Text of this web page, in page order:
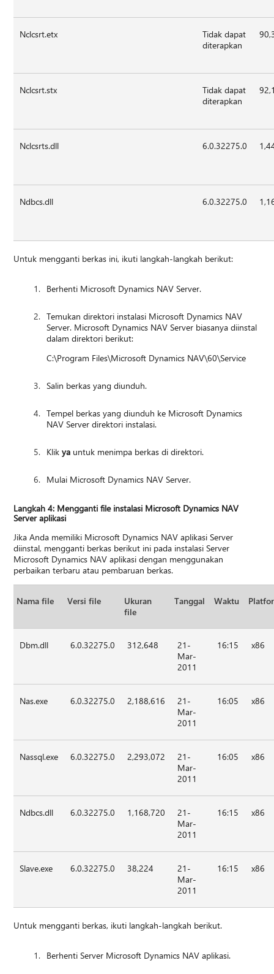
Nclcsrt.etx
Tidak dapat
diterapkan
Nclcsrt.stx
Tidak dapat
diterapkan
Nclcsrts.dll 6.0.32275.0
Ndbcs.dll 6.0.32275.0
Untuk mengganti berkas ini, ikuti langkah-langkah berikut:
Berhenti Microsoft Dynamics NAV Server.
Temukan direktori instalasi Microsoft Dynamics NAV
Server. Microsoft Dynamics NAV Server biasanya diinstal
dalam direktori berikut:
C:\Program Files\Microsoft Dynamics NAV\60\Service
Salin berkas yang diunduh.
Tempel berkas yang diunduh ke Microsoft Dynamics
NAV Server direktori instalasi.
Klikya untuk menimpa berkas di direktori.
Mulai Microsoft Dynamics NAV Server.
Langkah 4: Mengganti file instalasi Microsoft Dynamics NAV
Server aplikasi
Jika Anda memiliki Microsoft Dynamics NAV aplikasi Server
diinstal, mengganti berkas berikut ini pada instalasi Server
Microsoft Dynamics NAV aplikasi dengan menggunakan
perbaikan terbaru atau pembaruan berkas.
Nama file Versi file
Ukuran
file
Tanggal Waktu
Dbm.dll 6.0.32275.0 312,648
21-
Mar-
2011
16:15 x86
Nas.exe 6.0.32275.0 2,188,616
21-
Mar-
2011
16:05 x86
Nassql.exe 6.0.32275.0 2,293,072
21-
Mar-
2011
16:05 x86
Ndbcs.dll 6.0.32275.0 1,168,720
21-
Mar-
2011
16:15 x86
Slave.exe 6.0.32275.0 38,224
21-
Mar-
2011
16:15 x86
Untuk mengganti berkas, ikuti langkah-langkah berikut.
Berhenti Server Microsoft Dynamics NAV aplikasi.